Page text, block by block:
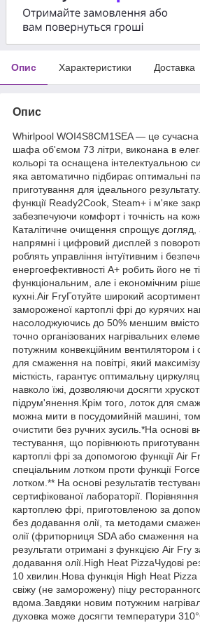
Опис Характеристики Доставка
Опис
Whirlpool WOI4S8CM1SEA — це
шафа об'ємом 73 літри, виконана в
кольорі та оснащена інтелектуальною
яка автоматично підбирає оптимальні
приготування для ідеального
функції Ready2Cook, Steam+ і м'яке
забезпечуючи комфорт і точність на
Каталітичне очищення спрощує догляд,
напрямні і цифровий дисплей з
роблять управління інтуїтивним і
енергоефективності A+ робить його не
функціональним, але і економічним
кухні.Air FryГотуйте широкий
замороженої картоплі фрі до курячих
насолоджуючись до 50% меншим
точно організованих нагрівальних
потужним конвекційним вентилятором і
для смаження на повітрі, який
місткість, гарантує оптимальну
навколо їжі, дозволяючи досягти
підрум'янення.Крім того, лоток для
можна мити в посудомийній машині,
очистити без ручних зусиль.*На основі
тестування, що порівнюють
картоплі фрі за допомогою функції Air
спеціальним лотком проти функції
лотком.** На основі результатів
сертифікованої лабораторії.
картоплею фрі, приготовленою за
без додавання олії, та методами
олії (фритюрниця SDA або смаження на
результати отримані з функцією Air Fry
додавання олії.High Heat PizzaЧудові
10 хвилин.Нова функція High Heat Pizza
свіжу (не заморожену) піцу
вдома.Завдяки новим потужним
духовка може досягти температури